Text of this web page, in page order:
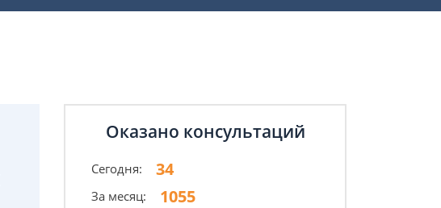
Оказано консультаций
Сегодня: 34
За месяц: 1055